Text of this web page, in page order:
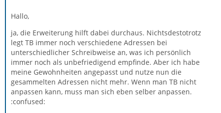
Hallo,
ja, die Erweiterung hilft dabei durchaus. Nichtsdestotrotz
legt TB immer noch verschiedene Adressen bei
unterschiedlicher Schreibweise an, was ich persönlich
immer noch als unbefriedigend empfinde. Aber ich habe
meine Gewohnheiten angepasst und nutze nun die
gesammelten Adressen nicht mehr. Wenn man TB nicht
anpassen kann, muss man sich eben selber anpassen.
:confused: